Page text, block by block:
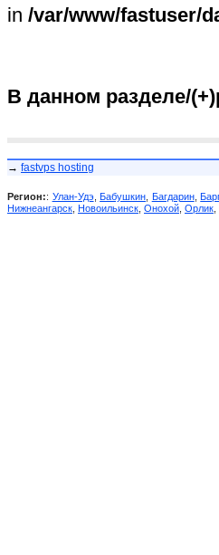
in /var/www/fastuser/
В данном разделе/
→ fastvps hosting
Регион:: Улан-Удэ ,Бабушкин Багдарин,
Нижнеангарск Новоильинск Онохой Орлик